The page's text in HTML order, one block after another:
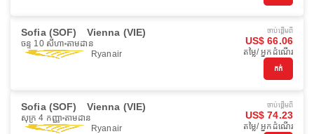
Sofia (SOF) Vienna (VIE)
ចន្ទ 10 សីហា តាមដាន
Ryanair
ចាប់ផ្ដើមពី
US$ 66.06
តម្លៃ/ អ្នកដំណើរ
កក់
Sofia (SOF) Vienna (VIE)
សុក្រ 4 កញ្ញា តាមដាន
Ryanair
ចាប់ផ្ដើមពី
US$ 74.23
តម្លៃ/ អ្នកដំណើរ